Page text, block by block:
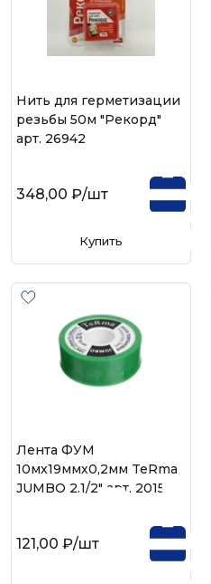
Нить для герметизации
резьбы 50м "Рекорд"
арт. 26942
348,00 ₽/шт
Купить
Лента ФУМ
10мх19ммх0,2мм TeRma
JUMBO 2.1/2" арт. 20154
121,00 ₽/шт